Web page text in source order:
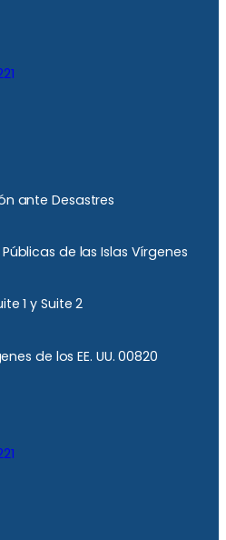
ante Desastres
de las Islas Vírgenes
1 y Suite 2
de los EE. UU. 00820